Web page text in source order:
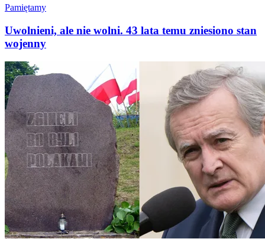
Pamiętamy
Uwolnieni, ale nie wolni. 43 lata temu zniesiono stan
wojenny